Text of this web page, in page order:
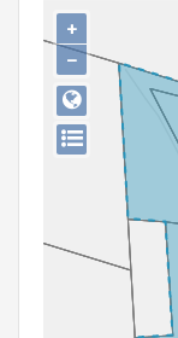
Gebeurtenis
Persoon of collectief
Downloads
+
−